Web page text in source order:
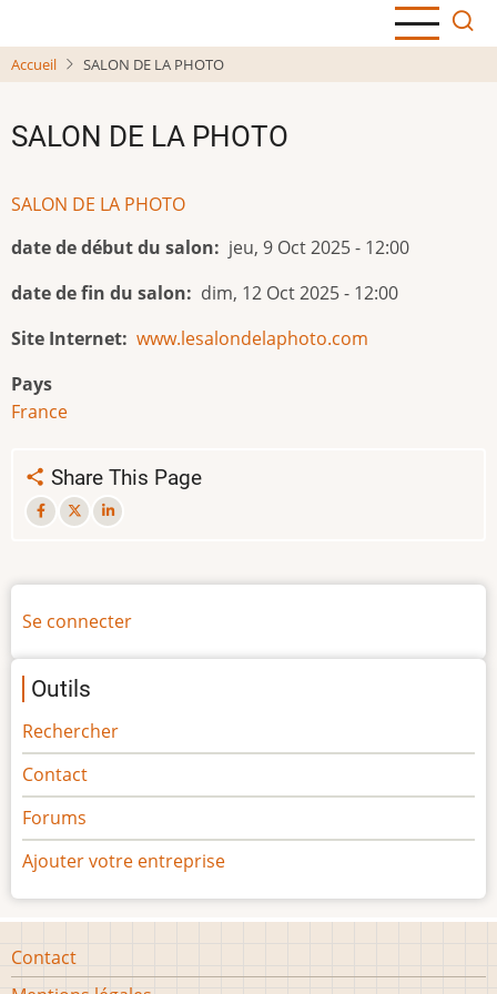
au
contenu
Accueil SALON DE LA PHOTO
SALON DE LA PHOTO
SALON DE LA PHOTO
date de début du salon
jeu, 9 Oct 2025 - 12:00
date de fin du salon
dim, 12 Oct 2025 - 12:00
Site Internet www.lesalondelaphoto.com
Pays
France
Share This Page
Menu
compte
de
l'utilisateur
Se connecter
Outils
Rechercher
Contact
Forums
Ajouter votre entreprise
Footer
menu
Contact